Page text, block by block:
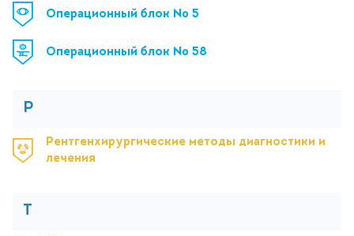
Операционный блок № 5
Операционный блок № 58
Р
Рентгенхирургические методы диагностики и
лечения
Т